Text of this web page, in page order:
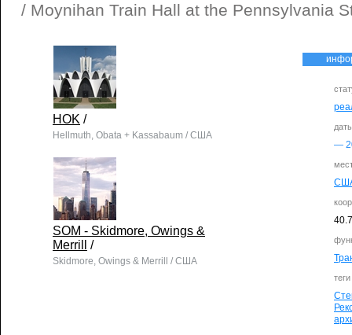
/ Moynihan Train Hall at the Pennsylvania
—
теги
HOK /
Hellmuth, Obata + Kassabaum / США
SOM - Skidmore, Owings &
Merrill
/
Skidmore, Owings & Merrill / США